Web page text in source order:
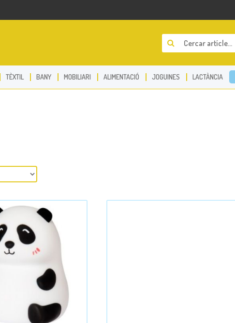
TÈXTIL BANY MOBILIARI ALIMENTACIÓ JOGUINES LACTÀNCIA